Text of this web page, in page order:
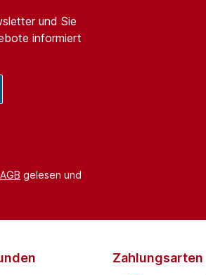
und Sie
informiert
AGB gelesen und
Zahlungsarten